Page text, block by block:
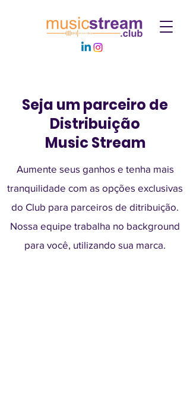
Seja um parceiro de
Distribuição
Music Stream
Aumente seus ganhos e tenha mais
tranquilidade com as opções exclusivas
do Club para parceiros de ditribuição.
Nossa equipe trabalha no background
para você, utilizando sua marca.